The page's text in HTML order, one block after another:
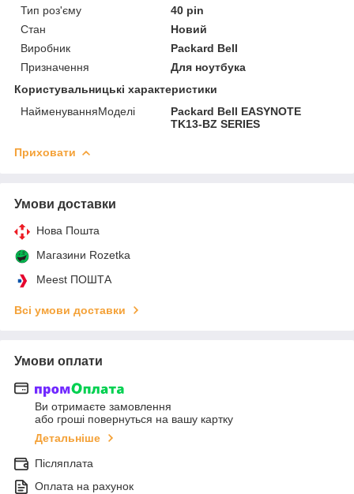
Тип роз'єму
40 pin
Стан
Новий
Виробник
Packard Bell
Призначення
Для ноутбука
Користувальницькі характеристики
НайменуванняМоделі
Packard Bell EASYNOTE
TK13-BZ SERIES
Приховати
Умови доставки
Нова Пошта
Магазини Rozetka
Meest ПОШТА
Всі умови доставки
Умови оплати
Ви отримаєте замовлення
або гроші повернуться на вашу картку
Детальніше
Післяплата
Оплата на рахунок